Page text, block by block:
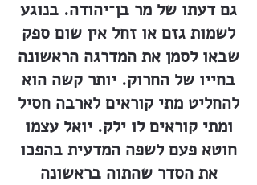
גם דעתו של מר בן־יהודה. בנוגע
לשמות גזם או זחל אין שום ספק
שבאו לסמן את המדרגה הראשונה
בחייו של החרוק. יותר קשה הוא
להחליט מתי קוראים לארבה חסיל
ומתי קוראים לו ילק. יואל עצמו
חוטא פעם לשפה המדעית בהפכו
את הסדר שהתוה בראשונה